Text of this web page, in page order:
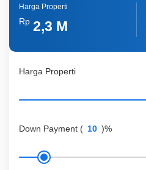
Harga Properti
Down Payment ( )%
Harga Properti
Rp 2,3 M